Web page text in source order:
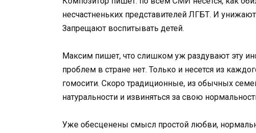
несчастненьких представителей ЛГБТ. И
Запрещают воспитывать детей.
Максим пишет, что слишком уж раздувают эту
проблем в стране нет. Только и несется из
гомосити. Скоро традиционные, из обычных
натуральности и извиняться за свою
Уже обесценены смысл простой любви,